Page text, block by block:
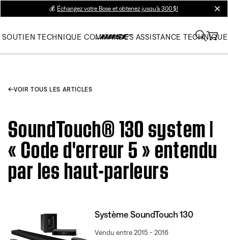
💰 Échangez votre Bose et obtenez jusqu’à 300 $!
SOUTIEN TECHNIQUE COMMANDES ASSISTANCE TECHNIQUE
VOIR TOUS LES ARTICLES
SoundTouch® 130 system |
« Code d'erreur 5 » entendu
par les haut-parleurs
Système SoundTouch 130
Vendu entre 2015 - 2016